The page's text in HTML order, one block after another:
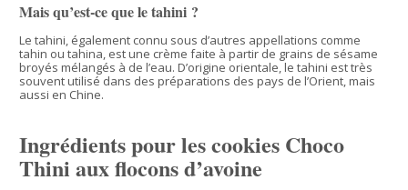
Mais qu’est-ce que le tahini ?
Le tahini, également connu sous d’autres appellations comme
tahin ou tahina, est une crème faite à partir de grains de sésame
broyés mélangés à de l’eau. D’origine orientale, le tahini est très
souvent utilisé dans des préparations des pays de l’Orient, mais
aussi en Chine.
Ingrédients pour les cookies Choco
Thini aux flocons d’avoine